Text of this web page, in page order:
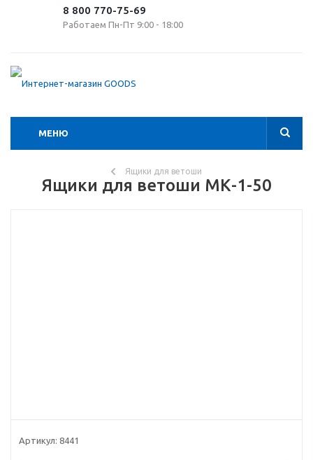
8 800 770-75-69
Работаем Пн-Пт 9:00 - 18:00
МЕНЮ
Ящики для ветоши
Ящики для ветоши МК-1-50
Артикул: 8441